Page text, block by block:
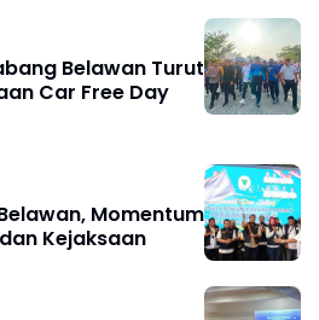
Belawan Turut
Car Free Day
Momentum
Kejaksaan